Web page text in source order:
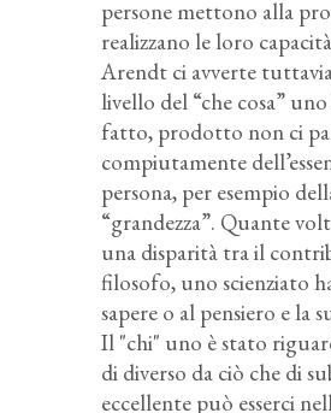
persone mettono alla
realizzano le loro
Arendt ci avverte
livello del “che cosa”
fatto, prodotto non ci
compiutamente
persona, per esempio
“grandezza”. Quante
una disparità tra il
filosofo, uno scienziato
sapere o al pensiero e la
Il "chi" uno è stato
di diverso da ciò che di
eccellente può esserci